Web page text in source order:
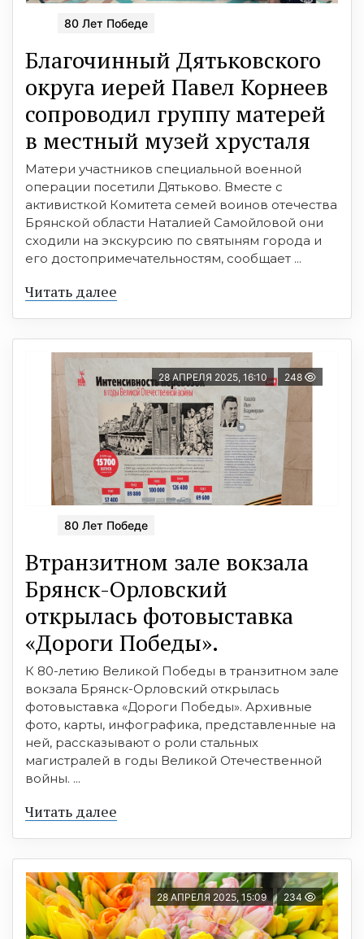
80 Лет Победе
Благочинный Дятьковского
округа иерей Павел Корнеев
сопроводил группу матерей
в местный музей хрусталя
Матери участников специальной военной
операции посетили Дятьково. Вместе с
активисткой Комитета семей воинов отечества
Брянской области Наталией Самойловой они
сходили на экскурсию по святыням города и
его достопримечательностям, сообщает ...
Читать далее
28 АПРЕЛЯ 2025, 16:10 248
80 Лет Победе
Втранзитном зале вокзала
Брянск-Орловский
открылась фотовыставка
«Дороги Победы».
К 80-летию Великой Победы в транзитном зале
вокзала Брянск-Орловский открылась
фотовыставка «Дороги Победы». Архивные
фото, карты, инфографика, представленные на
ней, рассказывают о роли стальных
магистралей в годы Великой Отечественной
войны. ...
Читать далее
28 АПРЕЛЯ 2025, 15:09 234